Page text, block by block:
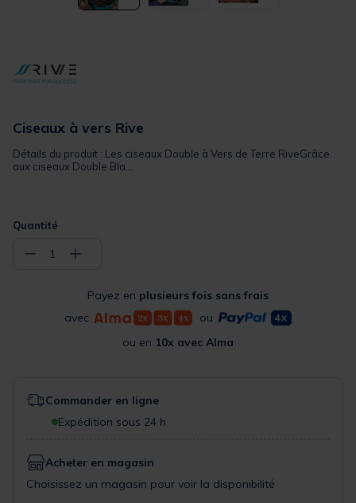
Ciseaux à vers Rive
Détails du produit : Les ciseaux Double à Vers de Terre RiveGrâce
aux ciseaux Double Bla...
Quantité
− 1 +
Payez en plusieurs fois sans frais
avec
ou
ou en 10x avec Alma
Commander en ligne
Expédition sous 24 h
Acheter en magasin
Choisissez un magasin pour voir la disponibilité